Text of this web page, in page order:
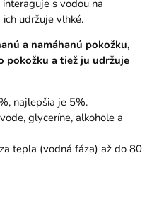
s vodou na
udržuje vlhké.
a namáhanú pokožku,
pokožku a tiež ju udržuje
najlepšia je 5%.
glyceríne, alkohole a
tepla (vodná fáza) až do 80